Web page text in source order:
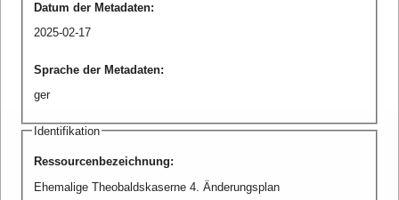
Datum der Metadaten:
2025-02-17
Sprache der Metadaten:
ger
Identifikation
Ressourcenbezeichnung:
Ehemalige Theobaldskaserne 4. Änderungsplan